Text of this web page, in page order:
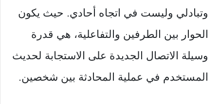
وتبادلي وليست في اتجاه أحادي. حيث يكون
الحوار بين الطرفين والتفاعلية، هي قدرة
وسيلة الاتصال الجديدة على الاستجابة لحديث
المستخدم في عملية المحادثة بين شخصين.